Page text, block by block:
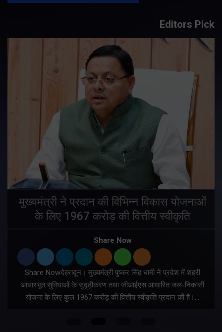
Editors Pick
मुख्यमंत्री ने प्रदान की विभिन्न विकास योजनाओं
के लिए 1967 करोड़ की वित्तीय स्वीकृति
Share Now
Share Nowदेहरादून। मुख्यमंत्री पुष्कर सिंह धामी ने प्रदेश में शहरी
आधारभूत सुविधाओं के सुदृढ़ीकरण तथा जीआईएस आधारित जल-निकासी
योजना के लिए कुल 1967 करोड़ की वित्तीय स्वीकृति प्रदान की है।…